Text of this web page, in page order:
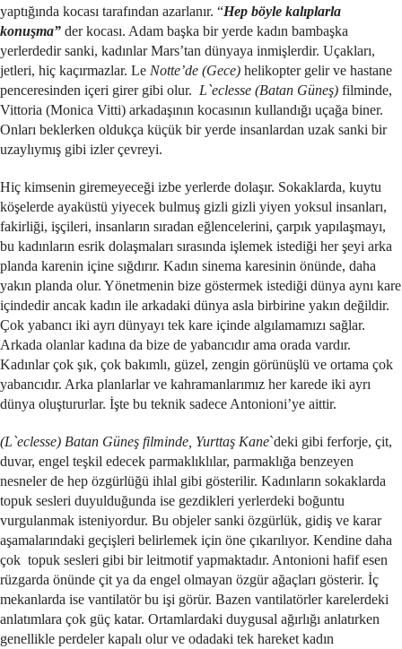
yaptığında kocası tarafından azarlanır. “Hep böyle kalıplarla
konuşma” der kocası. Adam başka bir yerde kadın bambaşka
yerlerdedir sanki, kadınlar Mars’tan dünyaya inmişlerdir. Uçakları,
jetleri, hiç kaçırmazlar. Le Notte’de (Gece) helikopter gelir ve hastane
penceresinden içeri girer gibi olur. L`eclesse (Batan Güneş) filminde,
Vittoria (Monica Vitti) arkadaşının kocasının kullandığı uçağa biner.
Onları beklerken oldukça küçük bir yerde insanlardan uzak sanki bir
uzaylıymış gibi izler çevreyi.
Hiç kimsenin giremeyeceği izbe yerlerde dolaşır. Sokaklarda, kuytu
köşelerde ayaküstü yiyecek bulmuş gizli gizli yiyen yoksul insanları,
fakirliği, işçileri, insanların sıradan eğlencelerini, çarpık yapılaşmayı,
bu kadınların esrik dolaşmaları sırasında işlemek istediği her şeyi arka
planda karenin içine sığdırır. Kadın sinema karesinin önünde, daha
yakın planda olur. Yönetmenin bize göstermek istediği dünya aynı kare
içindedir ancak kadın ile arkadaki dünya asla birbirine yakın değildir.
Çok yabancı iki ayrı dünyayı tek kare içinde algılamamızı sağlar.
Arkada olanlar kadına da bize de yabancıdır ama orada vardır.
Kadınlar çok şık, çok bakımlı, güzel, zengin görünüşlü ve ortama çok
yabancıdır. Arka planlarlar ve kahramanlarımız her karede iki ayrı
dünya oluştururlar. İşte bu teknik sadece Antonioni’ye aittir.
(L`eclesse) Batan Güneş filminde, Yurttaş Kane`deki gibi ferforje, çit,
duvar, engel teşkil edecek parmaklıklılar, parmaklığa benzeyen
nesneler de hep özgürlüğü ihlal gibi gösterilir. Kadınların sokaklarda
topuk sesleri duyulduğunda ise gezdikleri yerlerdeki boğuntu
vurgulanmak isteniyordur. Bu objeler sanki özgürlük, gidiş ve karar
aşamalarındaki geçişleri belirlemek için öne çıkarılıyor. Kendine daha
çok topuk sesleri gibi bir leitmotif yapmaktadır. Antonioni hafif esen
rüzgarda önünde çit ya da engel olmayan özgür ağaçları gösterir. İç
mekanlarda ise vantilatör bu işi görür. Bazen vantilatörler karelerdeki
anlatımlara çok güç katar. Ortamlardaki duygusal ağırlığı anlatırken
genellikle perdeler kapalı olur ve odadaki tek hareket kadın